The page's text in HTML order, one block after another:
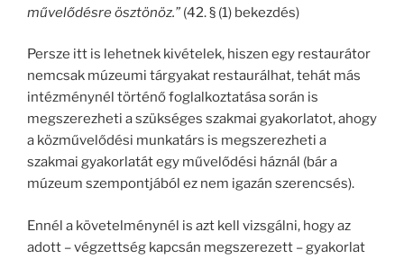
művelődésre ösztönöz.” (42. § (1) bekezdés)
Persze itt is lehetnek kivételek, hiszen egy restaurátor
nemcsak múzeumi tárgyakat restaurálhat, tehát más
intézménynél történő foglalkoztatása során is
megszerezheti a szükséges szakmai gyakorlatot, ahogy
a közművelődési munkatárs is megszerezheti a
szakmai gyakorlatát egy művelődési háznál (bár a
múzeum szempontjából ez nem igazán szerencsés).
Ennél a követelménynél is azt kell vizsgálni, hogy az
adott – végzettség kapcsán megszerezett – gyakorlat